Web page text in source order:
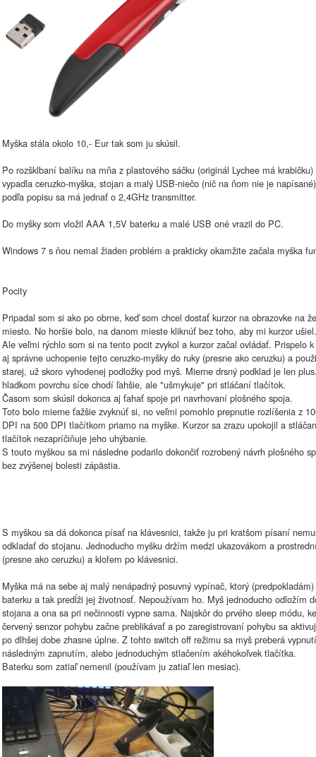
Myška stála okolo 10,- Eur tak som ju skúsil.
Po rozšklbaní balíku na mňa z plastového sáčku (originál Lychee má krabičku)
vypadla ceruzko-myška, stojan a malý USB-niečo (nič na ňom nie je
podľa popisu sa má jednať o 2,4GHz transmitter.
Do myšky som vložil AAA 1,5V baterku a malé USB oné vrazil do PC.
Windows 7 s ňou nemal žiaden problém a prakticky okamžite začala myška
Pocity
Pripadal som si ako po obrne, keď som chcel dostať kurzor na obrazovke na
miesto. No horšie bolo, na danom mieste kliknúť bez toho, aby mi kurzor ušiel.
Ale veľmi rýchlo som si na tento pocit zvykol a kurzor začal ovládať. Prispelo
aj správne uchopenie tejto ceruzko-myšky do ruky (presne ako ceruzku) a
starej, už skoro vyhodenej podložky pod myš. Mierne drsný podklad je len
hladkom povrchu síce chodí ľahšie, ale "ušmykuje" pri stláčaní tlačítok.
Časom som skúsil dokonca aj ťahať spoje pri navrhovaní plošného spoja.
Toto bolo mierne ťažšie zvyknúť si, no veľmi pomohlo prepnutie rozlíšenia z
DPI na 500 DPI tlačítkom priamo na myške. Kurzor sa zrazu upokojil a
tlačítok nezapríčiňuje jeho uhýbanie.
S touto myškou sa mi následne podarilo dokončiť rozrobený návrh plošného
bez zvýšenej bolesti zápästia.
S myškou sa dá dokonca písať na klávesnici, takže ju pri kratšom písaní
odkladať do stojanu. Jednoducho myšku držím medzi ukazovákom a
(presne ako ceruzku) a klofem po klávesnici.
Myška má na sebe aj malý nenápadný posuvný vypínač, ktorý
baterku a tak predĺži jej životnosť. Nepoužívam ho. Myš jednoducho odložím
stojana a ona sa pri nečinnosti vypne sama. Najskôr do prvého sleep módu,
červený senzor pohybu začne preblikávať a po zaregistrovaní pohybu sa
po dlhšej dobe zhasne úplne. Z tohto switch off režimu sa myš preberá
následným zapnutím, alebo jednoduchým stlačením akéhokoľvek tlačítka.
Baterku som zatiaľ nemenil (používam ju zatiaľ len mesiac).